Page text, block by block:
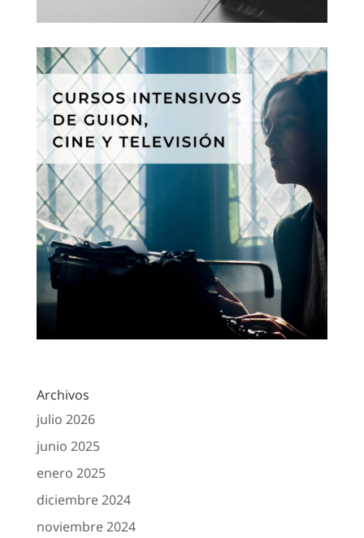
Archivos
julio 2026
junio 2025
enero 2025
diciembre 2024
noviembre 2024